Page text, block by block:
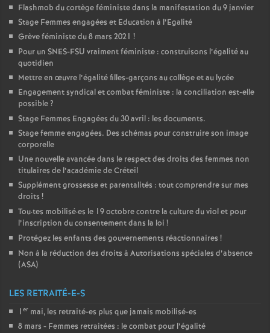
Flashmob du cortège féministe dans la manifestation du 9 janvier
Stage Femmes engagées et Education à l’Egalité
Grève féministe du 8 mars 2021 !
Pour un SNES-FSU vraiment féministe : construisons l’égalité au
quotidien
Mettre en œuvre l’égalité filles-garçons au collège et au lycée
Engagement syndical et combat féministe : la conciliation est-elle
possible?
Stage Femmes Engagées du 30 avril : les documents.
Stage femme engagées. Des schémas pour construire son image
corporelle
Une nouvelle avancée dans le respect des droits des femmes non
titulaires de l’académie de Créteil
Supplément grossesse et parentalités : tout comprendre sur mes
droits !
Tou·tes mobilisé·es le 19 octobre contre la culture du viol et pour
l’inscription du consentement dans la loi !
Protégez les enfants des gouvernements réactionnaires !
Non à la réduction des droits à Autorisations spéciales d’absence
(ASA)
LES RETRAITÉ-E-S
1 er mai, les retraité-es plus que jamais mobilisé-es
8 mars - Femmes retraitées : le combat pour l’égalité